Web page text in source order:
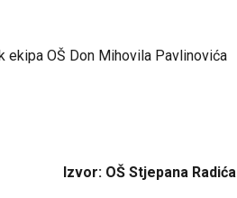
ekipa OŠ Don Mihovila Pavlinovića
Izvor: OŠ Stjepana Radića